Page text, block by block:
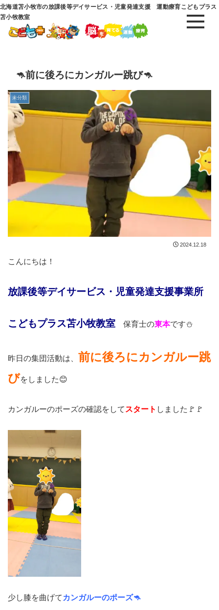
北海道苫小牧市の放課後等デイサービス・児童発達支援 運動療育こどもプラス
苫小牧教室
🦘前に後ろにカンガルー跳び🦘
未分類
2024.12.18
こんにちは！
放課後等デイサービス・児童発達支援事業所
こどもプラス苫小牧教室 保育士の東本です⛄
昨日の集団活動は、 前に後ろにカンガルー跳
びをしました😊
カンガルーのポーズの確認をして スタート しました🚩🚩
少し膝を曲げて カンガルーのポーズ🦘